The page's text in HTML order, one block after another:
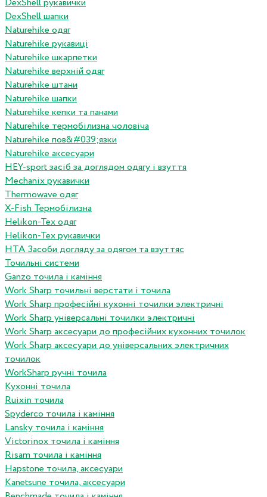
DexShell рукавички
DexShell шапки
Naturehike одяг
Naturehike рукавиці
Naturehike шкарпетки
Naturehike верхній одяг
Naturehike штани
Naturehike шапки
Naturehike кепки та панами
Naturehike термобілизна чоловіча
Naturehike пов&#039;язки
Naturehike аксесуари
HEY-sport засіб за доглядом одягу і взуття
Mechanix рукавички
Thermowave одяг
X-Fish Термобілизна
Helikon-Tex одяг
Helikon-Tex рукавички
HTA Засоби догляду за одягом та взуттяс
Точильні системи
Ganzo точила і каміння
Work Sharp точильні верстати і точила
Work Sharp професiйнi кухоннi точилки электричнi
Work Sharp унiверсальнi точилки электричнi
Work Sharp аксесуари до професiйних кухонних точилок
Work Sharp аксесуари до унiверсальних электричних
точилок
WorkSharp ручні точила
Кухонні точила
Ruixin точила
Spyderco точила і каміння
Lansky точила і каміння
Victorinox точила і каміння
Risam точила і каміння
Hapstone точила, аксесуари
Kanetsune точила, аксесуари